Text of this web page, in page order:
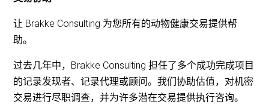
让 Brakke Consulting 为您所有的动物健康交易提供帮
助。
过去几年中，Brakke Consulting 担任了多个成功完成项目
的记录发现者、记录代理或顾问。我们协助估值，对机密
交易进行尽职调查，并为许多潜在交易提供执行咨询。